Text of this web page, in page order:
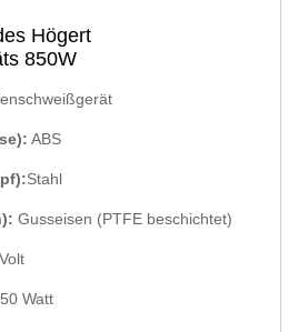
Högert
850W
ABS
Stahl
Gusseisen (PTFE beschichtet)
Watt